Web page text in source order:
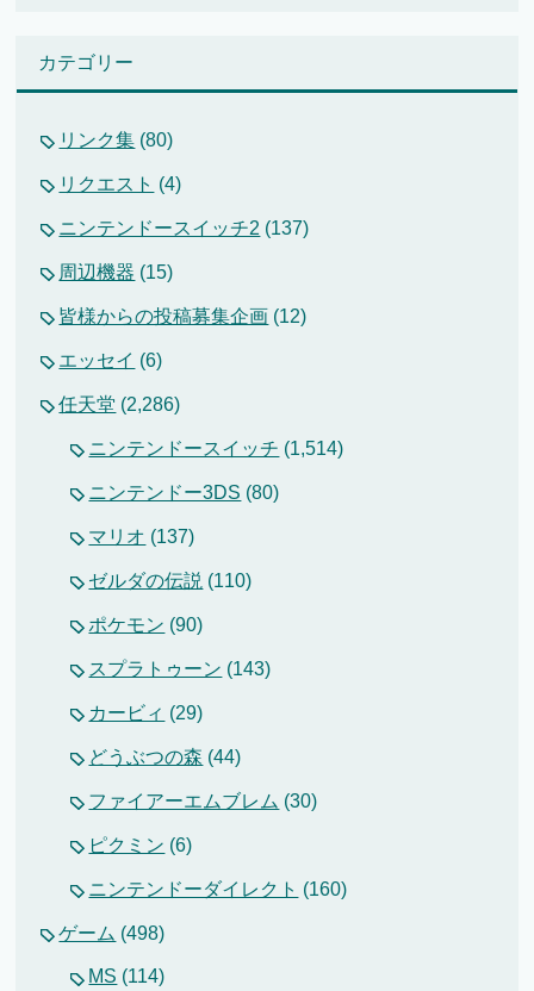
カテゴリー
リンク集 (80)
リクエスト (4)
ニンテンドースイッチ2 (137)
周辺機器 (15)
皆様からの投稿募集企画 (12)
エッセイ (6)
任天堂 (2,286)
ニンテンドースイッチ (1,514)
ニンテンドー3DS (80)
マリオ (137)
ゼルダの伝説 (110)
ポケモン (90)
スプラトゥーン (143)
カービィ (29)
どうぶつの森 (44)
ファイアーエムブレム (30)
ピクミン (6)
ニンテンドーダイレクト (160)
ゲーム (498)
MS (114)